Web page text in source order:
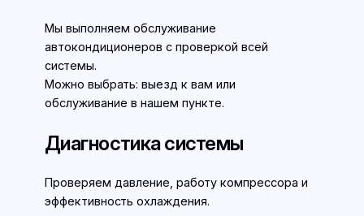
Мы выполняем обслуживание
автокондиционеров с проверкой всей
системы.
Можно выбрать: выезд к вам или
обслуживание в нашем пункте.
Диагностика системы
Проверяем давление, работу компрессора и
эффективность охлаждения.